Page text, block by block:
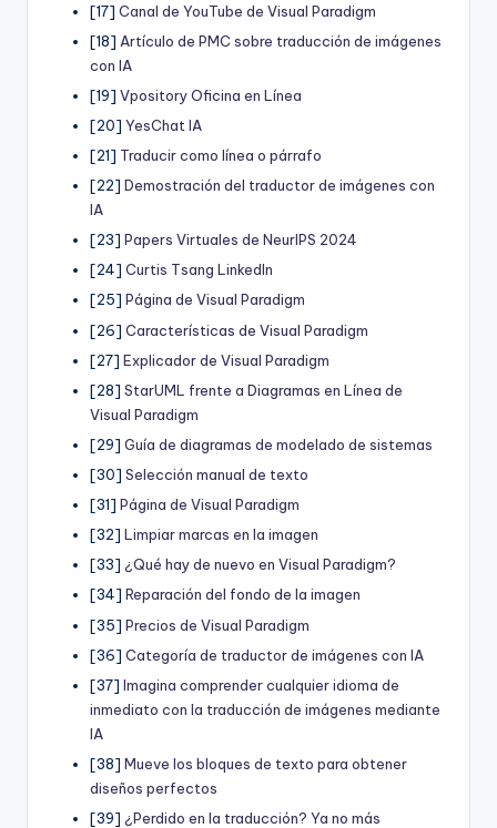
[17] Canal de YouTube de Visual Paradigm
[18] Artículo de PMC sobre traducción de imágenes
con IA
[19] Vpository Oficina en Línea
[20] YesChat IA
[21] Traducir como línea o párrafo
[22] Demostración del traductor de imágenes con
IA
[23] Papers Virtuales de NeurIPS 2024
[24] Curtis Tsang LinkedIn
[25] Página de Visual Paradigm
[26] Características de Visual Paradigm
[27] Explicador de Visual Paradigm
[28] StarUML frente a Diagramas en Línea de
Visual Paradigm
[29] Guía de diagramas de modelado de sistemas
[30] Selección manual de texto
[31] Página de Visual Paradigm
[32] Limpiar marcas en la imagen
[33] ¿Qué hay de nuevo en Visual Paradigm?
[34] Reparación del fondo de la imagen
[35] Precios de Visual Paradigm
[36] Categoría de traductor de imágenes con IA
[37] Imagina comprender cualquier idioma de
inmediato con la traducción de imágenes mediante
IA
[38] Mueve los bloques de texto para obtener
diseños perfectos
[39] ¿Perdido en la traducción? Ya no más